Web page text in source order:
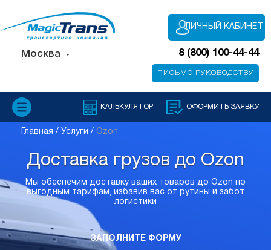
Москва 8 (800) 100-44-44
ЛИЧНЫЙ КАБИНЕТ
ПИСЬМО РУКОВОДСТВУ
КАЛЬКУЛЯТОР ОФОРМИТЬ ЗАЯВКУ
Главная / Услуги / Ozon
Доставка грузов до Ozon
Мы обеспечим доставку ваших товаров до Ozon по
выгодным тарифам, избавив вас от рутины и забот
логистики
ЗАПОЛНИТЕ ФОРМУ